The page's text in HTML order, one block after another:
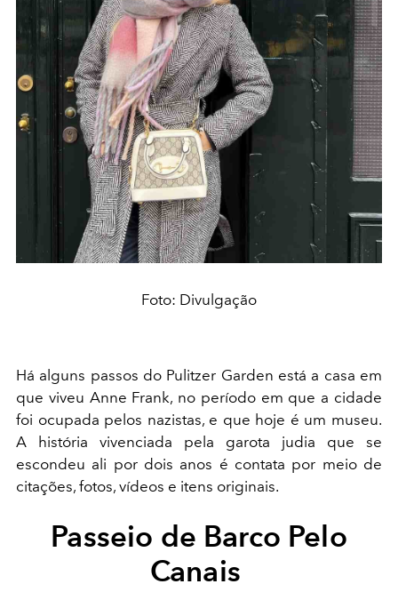
Foto: Divulgação
Há alguns passos do Pulitzer Garden está a casa em
que viveu Anne Frank, no período em que a cidade
foi ocupada pelos nazistas, e que hoje é um museu.
A história vivenciada pela garota judia que se
escondeu ali por dois anos é contata por meio de
citações, fotos, vídeos e itens originais.
Passeio de Barco Pelo
Canais